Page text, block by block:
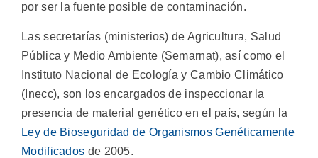
por ser la fuente posible de contaminación.
Las secretarías (ministerios) de Agricultura, Salud
Pública y Medio Ambiente (Semarnat), así como el
Instituto Nacional de Ecología y Cambio Climático
(Inecc), son los encargados de inspeccionar la
presencia de material genético en el país, según la
Ley de Bioseguridad de Organismos Genéticamente
Modificados de 2005.